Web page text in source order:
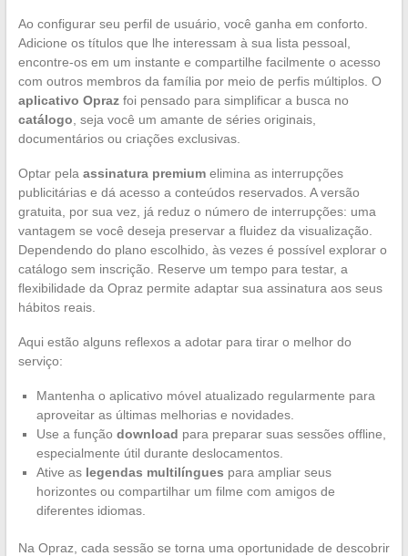
Ao configurar seu perfil de usuário, você ganha em conforto.
Adicione os títulos que lhe interessam à sua lista pessoal,
encontre-os em um instante e compartilhe facilmente o acesso
com outros membros da família por meio de perfis múltiplos. O
aplicativo Oprazfoi pensado para simplificar a busca no
catálogo , seja você um amante de séries originais,
documentários ou criações exclusivas.
Optar pela assinatura premiumelimina as interrupções
publicitárias e dá acesso a conteúdos reservados. A versão
gratuita, por sua vez, já reduz o número de interrupções: uma
vantagem se você deseja preservar a fluidez da visualização.
Dependendo do plano escolhido, às vezes é possível explorar o
catálogo sem inscrição. Reserve um tempo para testar, a
flexibilidade da Opraz permite adaptar sua assinatura aos seus
hábitos reais.
Aqui estão alguns reflexos a adotar para tirar o melhor do
serviço:
Mantenha o aplicativo móvel atualizado regularmente para
aproveitar as últimas melhorias e novidades.
Use a função download para preparar suas sessões offline,
especialmente útil durante deslocamentos.
Ative as legendas multilíngues para ampliar seus
horizontes ou compartilhar um filme com amigos de
diferentes idiomas.
Na Opraz, cada sessão se torna uma oportunidade de descobrir